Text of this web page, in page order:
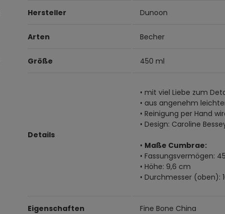
Hersteller Dunoon
Arten Becher
Größe 450 ml
Details
• mit viel Liebe zum
• aus angenehm
• Reinigung per Hand
• Design: Caroline
• Maße Cumbrae:
• Fassungsvermögen:
• Höhe: 9,6 cm
• Durchmesser (oben):
Eigenschaften Fine Bone China